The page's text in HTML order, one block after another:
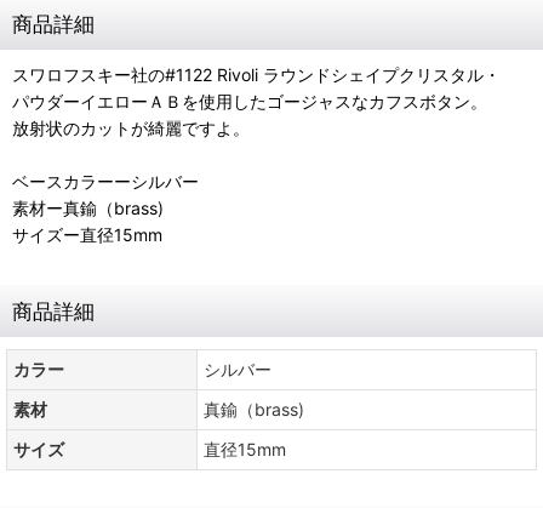
商品詳細
スワロフスキー社の#1122 Rivoli ラウンドシェイプクリスタル・
パウダーイエローＡＢを使用したゴージャスなカフスボタン。
放射状のカットが綺麗ですよ。
ベースカラーーシルバー
素材ー真鍮（brass)
サイズー直径15mm
商品詳細
カラー
シルバー
素材
真鍮（brass)
サイズ
直径15mm